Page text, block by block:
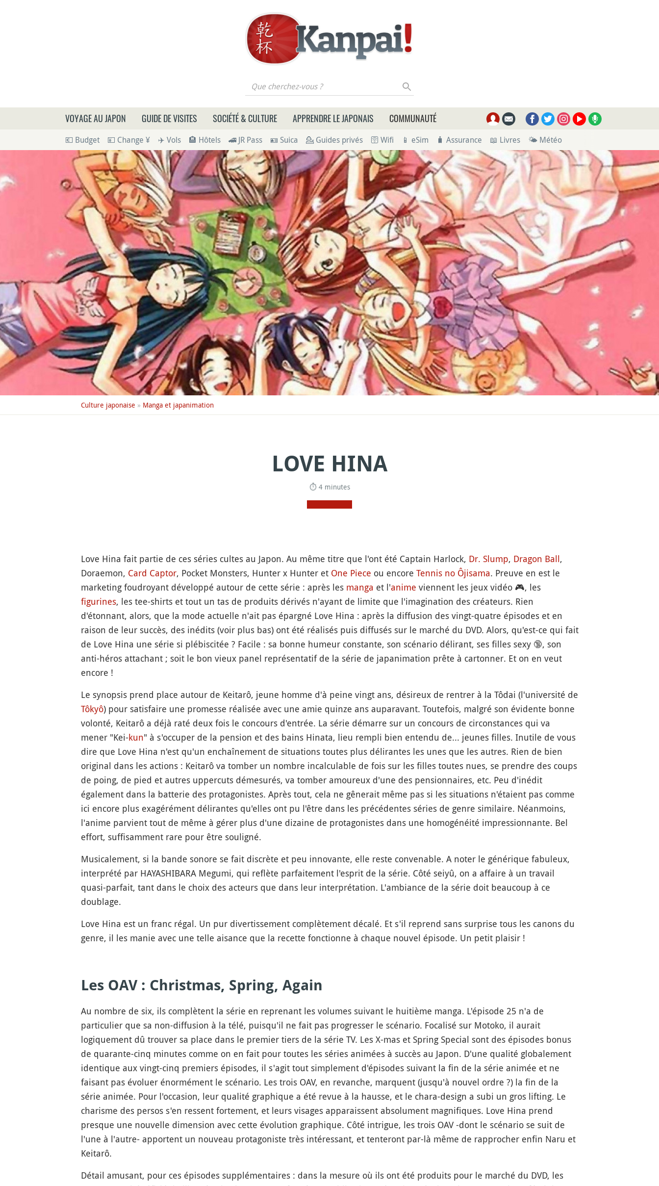
Que cherchez-vous ?
VOYAGE AU JAPON GUIDE DE VISITES SOCIÉTÉ & CULTURE APPRENDRE LE JAPONAIS COMMUNAUTÉ
💶 Budget 💴 Change ¥ ✈️ Vols 🏨 Hôtels 🚄 JR Pass 🪪 Suica 💁 Guides privés 🛜 Wifi 📱 eSim 🧳 Assurance 📖 Livres 🌤 Météo
Culture japonaise » Manga et japanimation
LOVE HINA
⏱ 4 minutes
Love Hina fait partie de ces séries cultes au Japon. Au même titre que l'ont été Captain Harlock, Dr. Slump, Dragon Ball,
Doraemon, Card Captor, Pocket Monsters, Hunter x Hunter et One Piece ou encore Tennis no Ôjisama. Preuve en est le
marketing foudroyant développé autour de cette série : après les manga et l'anime viennent les jeux vidéo 🎮, les
figurines, les tee-shirts et tout un tas de produits dérivés n'ayant de limite que l'imagination des créateurs. Rien
d'étonnant, alors, que la mode actuelle n'ait pas épargné Love Hina : après la diffusion des vingt-quatre épisodes et en
raison de leur succès, des inédits (voir plus bas) ont été réalisés puis diffusés sur le marché du DVD. Alors, qu'est-ce qui fait
de Love Hina une série si plébiscitée ? Facile : sa bonne humeur constante, son scénario délirant, ses filles sexy 🔞, son
anti-héros attachant ; soit le bon vieux panel représentatif de la série de japanimation prête à cartonner. Et on en veut
encore !
Le synopsis prend place autour de Keitarô, jeune homme d'à peine vingt ans, désireux de rentrer à la Tôdai (l'université de
Tôkyô) pour satisfaire une promesse réalisée avec une amie quinze ans auparavant. Toutefois, malgré son évidente bonne
volonté, Keitarô a déjà raté deux fois le concours d'entrée. La série démarre sur un concours de circonstances qui va
mener "Kei-kun" à s'occuper de la pension et des bains Hinata, lieu rempli bien entendu de... jeunes filles. Inutile de vous
dire que Love Hina n'est qu'un enchaînement de situations toutes plus délirantes les unes que les autres. Rien de bien
original dans les actions : Keitarô va tomber un nombre incalculable de fois sur les filles toutes nues, se prendre des coups
de poing, de pied et autres uppercuts démesurés, va tomber amoureux d'une des pensionnaires, etc. Peu d'inédit
également dans la batterie des protagonistes. Après tout, cela ne gênerait même pas si les situations n'étaient pas comme
ici encore plus exagérément délirantes qu'elles ont pu l'être dans les précédentes séries de genre similaire. Néanmoins,
l'anime parvient tout de même à gérer plus d'une dizaine de protagonistes dans une homogénéité impressionnante. Bel
effort, suffisamment rare pour être souligné.
Musicalement, si la bande sonore se fait discrète et peu innovante, elle reste convenable. A noter le générique fabuleux,
interprété par HAYASHIBARA Megumi, qui reflète parfaitement l'esprit de la série. Côté seiyû, on a affaire à un travail
quasi-parfait, tant dans le choix des acteurs que dans leur interprétation. L'ambiance de la série doit beaucoup à ce
doublage.
Love Hina est un franc régal. Un pur divertissement complètement décalé. Et s'il reprend sans surprise tous les canons du
genre, il les manie avec une telle aisance que la recette fonctionne à chaque nouvel épisode. Un petit plaisir !
Les OAV : Christmas, Spring, Again
Au nombre de six, ils complètent la série en reprenant les volumes suivant le huitième manga. L'épisode 25 n'a de
particulier que sa non-diffusion à la télé, puisqu'il ne fait pas progresser le scénario. Focalisé sur Motoko, il aurait
logiquement dû trouver sa place dans le premier tiers de la série TV. Les X-mas et Spring Special sont des épisodes bonus
de quarante-cinq minutes comme on en fait pour toutes les séries animées à succès au Japon. D'une qualité globalement
identique aux vingt-cinq premiers épisodes, il s'agit tout simplement d'épisodes suivant la fin de la série animée et ne
faisant pas évoluer énormément le scénario. Les trois OAV, en revanche, marquent (jusqu'à nouvel ordre ?) la fin de la
série animée. Pour l'occasion, leur qualité graphique a été revue à la hausse, et le chara-design a subi un gros lifting. Le
charisme des persos s'en ressent fortement, et leurs visages apparaissent absolument magnifiques. Love Hina prend
presque une nouvelle dimension avec cette évolution graphique. Côté intrigue, les trois OAV -dont le scénario se suit de
l'une à l'autre- apportent un nouveau protagoniste très intéressant, et tenteront par-là même de rapprocher enfin Naru et
Keitarô.
Détail amusant, pour ces épisodes supplémentaires : dans la mesure où ils ont été produits pour le marché du DVD, les